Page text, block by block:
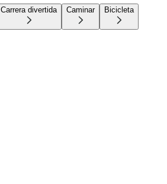
Carrera divertida Caminar Bicicleta